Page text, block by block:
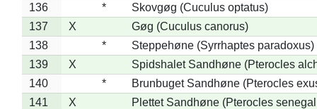
136
*
Skovgøg (Cuculus optatus)
137
X
Gøg (Cuculus canorus)
138
*
Steppehøne (Syrrhaptes paradoxus)
139
X
Spidshalet Sandhøne (Pterocles
140
*
Brunbuget Sandhøne (Pterocles
141
X
Plettet Sandhøne (Pterocles